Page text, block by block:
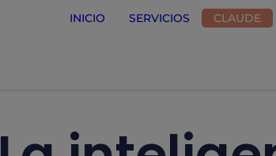
INICIO SERVICIOS CLAUDE